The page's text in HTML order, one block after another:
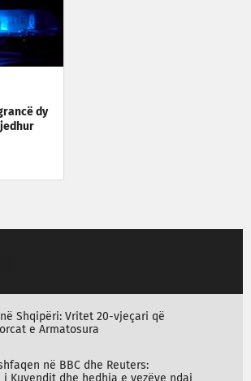
dy
Shqipëri: Vritet 20-vjeçari që
e Armatosura
në BBC dhe Reuters: